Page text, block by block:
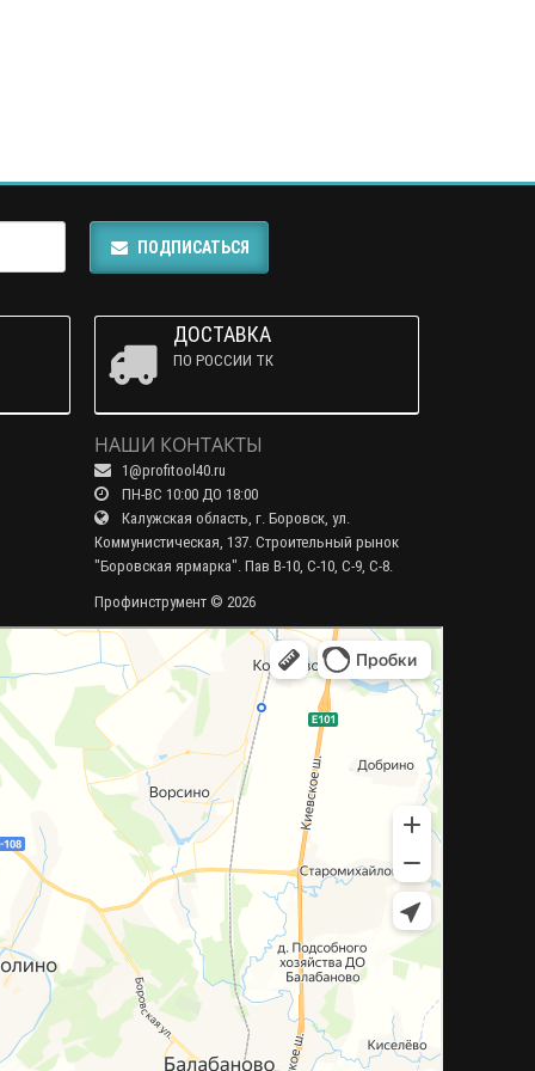
ПОДПИСАТЬСЯ
ДОСТАВКА
ПО РОССИИ ТК
НАШИ КОНТАКТЫ
1@profitool40.ru
ПН-ВС 10:00 ДО 18:00
Калужская область, г. Боровск, ул.
Коммунистическая, 137. Строительный рынок
"Боровская ярмарка". Пав В-10, С-10, С-9, С-8.
Профинструмент © 2026